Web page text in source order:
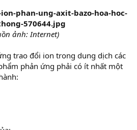
ảnh: Internet)
trao đổi ion trong dung dịch các
phản ứng phải có ít nhất một